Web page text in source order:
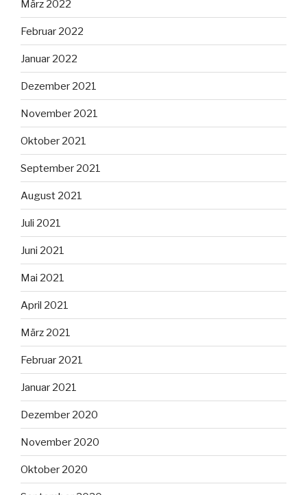
März 2022
Februar 2022
Januar 2022
Dezember 2021
November 2021
Oktober 2021
September 2021
August 2021
Juli 2021
Juni 2021
Mai 2021
April 2021
März 2021
Februar 2021
Januar 2021
Dezember 2020
November 2020
Oktober 2020